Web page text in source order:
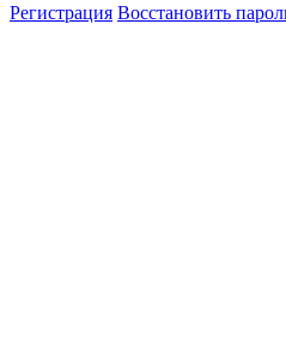
Регистрация Восстановить